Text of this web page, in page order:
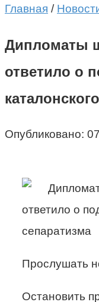
Главная /
Дипломаты
ответило о
Опубликовано:
Прослушать
Остановить